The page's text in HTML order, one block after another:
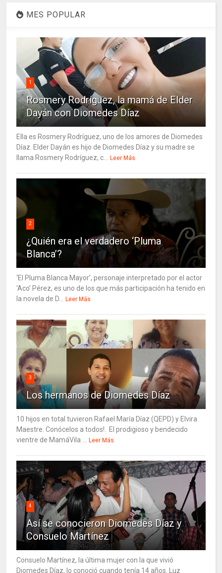
MES POPULAR
1
Rosmery Rodríguez, la mamá de Elder
Dayán con Diomedes Díaz
Ella es Rosmery Rodríguez, uno de los amores de Diomedes
Díaz. Elder Dayán es hijo de Diomedes Díaz y su madre se
llama Rosmery Rodríguez, c... Leer Más
2
¿Quién era el verdadero ‘Pluma
Blanca’?
‘El Pluma Blanca Mayor’, personaje interpretado por el actor
‘Aco’ Pérez, es uno de los que más participación ha tenido en
la novela de D... Leer Más
3
Los hermanos de Diomedes Díaz
10 hijos en total tuvieron Rafael María Díaz (QEPD) y Elvira
Maestre. Conócelos a todos!. El prodigioso y bendecido
vientre de MamáVila ... Leer Más
4
Así se conocieron Diomedes Díaz y
Consuelo Martínez
Consuelo Martínez, la última mujer con la que vivió
Diomedes Díaz, lo conoció cuando tenía 14 años. Luz